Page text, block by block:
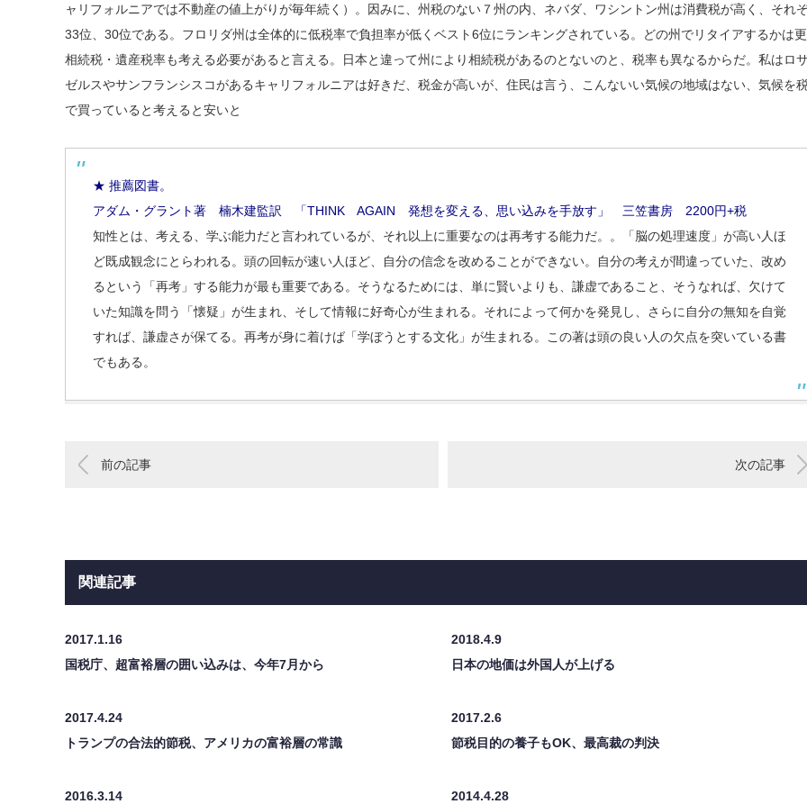
ャリフォルニアでは不動産の値上がりが毎年続く）。因みに、州税のない７州の内、ネバダ、ワシントン州は消費税が高く、それ
33位、30位である。フロリダ州は全体的に低税率で負担率が低くベスト6位にランキングされている。どの州でリタイアするかは
相続税・遺産税率も考える必要があると言える。日本と違って州により相続税があるのとないのと、税率も異なるからだ。私はロ
ゼルスやサンフランシスコがあるキャリフォルニアは好きだ、税金が高いが、住民は言う、こんないい気候の地域はない、気候を
で買っていると考えると安いと
★ 推薦図書。
アダム・グラント著 楠木建監訳 「THINK AGAIN 発想を変える、思い込みを手放す」 三笠書房 2200円+税
知性とは、考える、学ぶ能力だと言われているが、それ以上に重要なのは再考する能力だ。。「脳の処理速度」が高い人ほ
ど既成観念にとらわれる。頭の回転が速い人ほど、自分の信念を改めることができない。自分の考えが間違っていた、改め
るという「再考」する能力が最も重要である。そうなるためには、単に賢いよりも、謙虚であること、そうなれば、欠けて
いた知識を問う「懐疑」が生まれ、そして情報に好奇心が生まれる。それによって何かを発見し、さらに自分の無知を自覚
すれば、謙虚さが保てる。再考が身に着けば「学ぼうとする文化」が生まれる。この著は頭の良い人の欠点を突いている書
でもある。
前の記事 次の記事
関連記事
2017.1.16
国税庁、超富裕層の囲い込みは、今年7月から
2018.4.9
日本の地価は外国人が上げる
2017.4.24
トランプの合法的節税、アメリカの富裕層の常識
2017.2.6
節税目的の養子もOK、最高裁の判決
2016.3.14
2014.4.28